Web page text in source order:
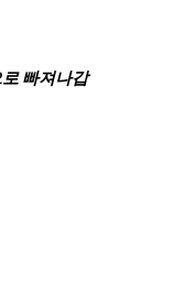
빠져나갑